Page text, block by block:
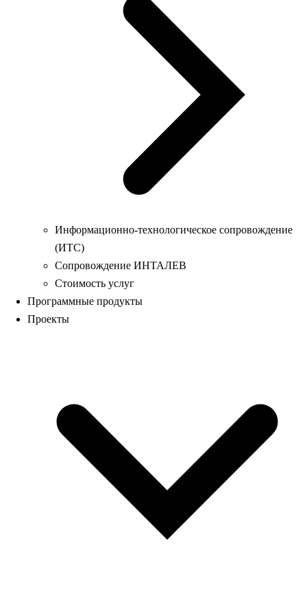
Информационно-технологическое сопровождение
(ИТС)
Сопровождение ИНТАЛЕВ
Стоимость услуг
Программные продукты
Проекты